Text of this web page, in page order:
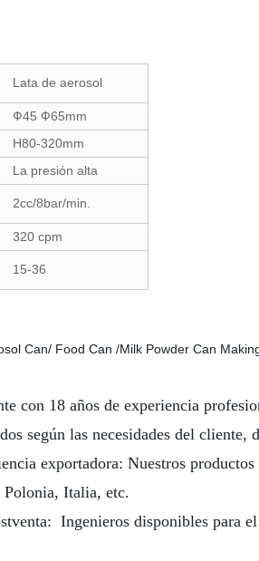
Lata de aerosol
Ф45 Ф65mm
H80-320mm
La presión alta
2cc/8bar/min.
320 cpm
15-36
con 18 años de experiencia
según las necesidades del
exportadora: Nuestros
Italia, etc.
Ingenieros disponibles para